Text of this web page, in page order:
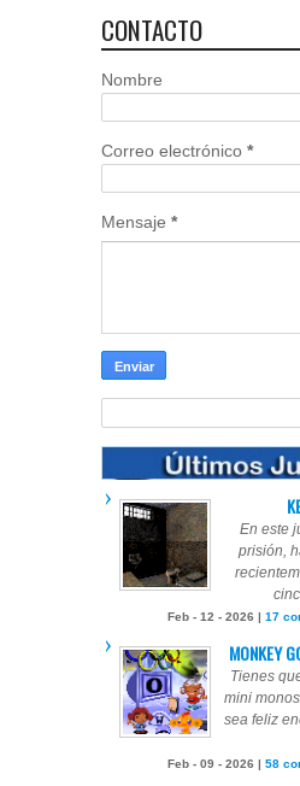
CONTACTO
Nombre
Correo electrónico *
Mensaje *
En este
prisión,
Feb - 12 - 2026 | 17
MONKEY
Tienes
mini
sea feliz
Feb - 09 - 2026 | 58